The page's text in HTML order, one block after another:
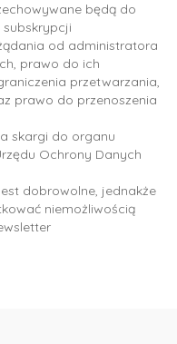
będą do
od administratora
prawo do ich
przetwarzania,
prawo do przenoszenia
skargi do organu
Ochrony Danych
dobrowolne, jednakże
niemożliwością